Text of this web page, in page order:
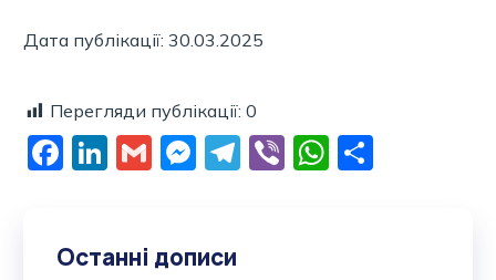
Дата публікації: 30.03.2025
Перегляди публікації: 0
Facebook
LinkedIn
GmailMessenger
Telegram
Viber
Останні дописи